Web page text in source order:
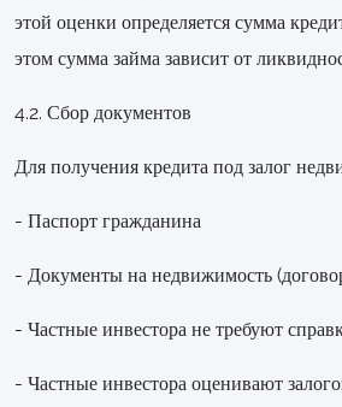
этой оценки определяется сумма
этом сумма займа зависит от
4.2. Сбор документов
Для получения кредита под залог
- Паспорт гражданина
- Документы на недвижимость
- Частные инвестора не требуют
- Частные инвестора оценивают